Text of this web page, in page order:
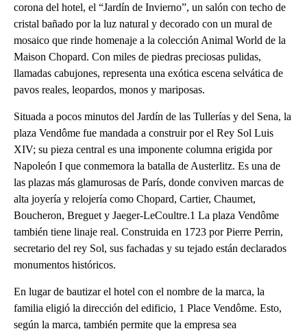
corona del hotel, el “Jardín de Invierno”, un salón con techo de
cristal bañado por la luz natural y decorado con un mural de
mosaico que rinde homenaje a la colección Animal World de la
Maison Chopard. Con miles de piedras preciosas pulidas,
llamadas cabujones, representa una exótica escena selvática de
pavos reales, leopardos, monos y mariposas.
Situada a pocos minutos del Jardín de las Tullerías y del Sena, la
plaza Vendôme fue mandada a construir por el Rey Sol Luis
XIV; su pieza central es una imponente columna erigida por
Napoleón I que conmemora la batalla de Austerlitz. Es una de
las plazas más glamurosas de París, donde conviven marcas de
alta joyería y relojería como Chopard, Cartier, Chaumet,
Boucheron, Breguet y Jaeger-LeCoultre.1 La plaza Vendôme
también tiene linaje real. Construida en 1723 por Pierre Perrin,
secretario del rey Sol, sus fachadas y su tejado están declarados
monumentos históricos.
En lugar de bautizar el hotel con el nombre de la marca, la
familia eligió la dirección del edificio, 1 Place Vendôme. Esto,
según la marca, también permite que la empresa sea